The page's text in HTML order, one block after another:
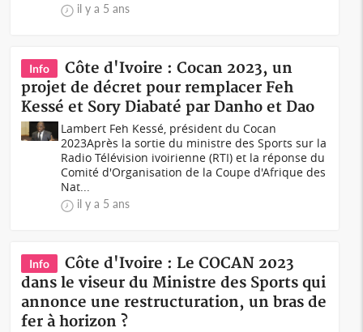
il y a 5 ans
Info
Côte d'Ivoire : Cocan 2023, un
projet de décret pour remplacer Feh
Kessé et Sory Diabaté par Danho et Dao
Lambert Feh Kessé, président du Cocan
2023Après la sortie du ministre des Sports sur la
Radio Télévision ivoirienne (RTI) et la réponse du
Comité d'Organisation de la Coupe d'Afrique des
Nat...
il y a 5 ans
Info
Côte d'Ivoire : Le COCAN 2023
dans le viseur du Ministre des Sports qui
annonce une restructuration, un bras de
fer à horizon ?